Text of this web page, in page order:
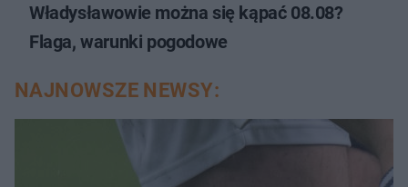
Władysławowie można się kąpać 08.08?
Flaga, warunki pogodowe
NAJNOWSZE NEWSY: